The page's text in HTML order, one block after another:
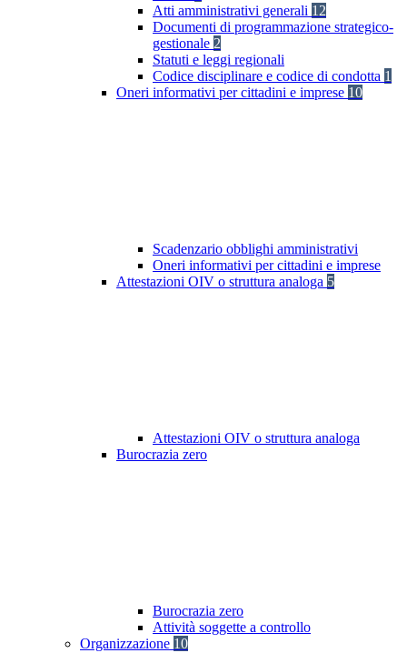
Atti amministrativi generali 12
Documenti di programmazione strategico-
gestionale 2
Statuti e leggi regionali
Codice disciplinare e codice di condotta 1
Oneri informativi per cittadini e imprese 10
Scadenzario obblighi amministrativi
Oneri informativi per cittadini e imprese
Attestazioni OIV o struttura analoga 5
Attestazioni OIV o struttura analoga
Burocrazia zero
Burocrazia zero
Attività soggette a controllo
Organizzazione 10